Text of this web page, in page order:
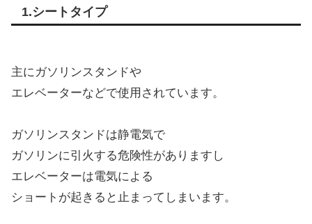
1.シートタイプ
主にガソリンスタンドや
エレベーターなどで使用されています。
ガソリンスタンドは静電気で
ガソリンに引火する危険性がありますし
エレベーターは電気による
ショートが起きると止まってしまいます。